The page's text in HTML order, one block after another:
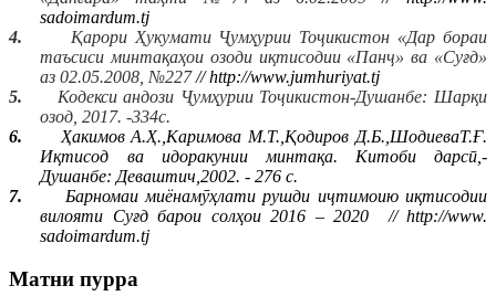
sadoimardum.tj
4.
Қарори Ҳукумати Ҷумҳурии Тоҷикистон «Дар бораи
таъсиси минтақаҳои озоди иқтисодии «Панҷ» ва «Суғд»
аз 02.05.2008, №227// http://www.jumhuriyat.tj
5.
Кодекси андози Ҷумҳурии Тоҷикистон-Душанбе: Шарқи
озод, 2017. -334с.
6.
Ҳакимов А.Ҳ.,Каримова М.Т.,Қодиров Д.Б.,ШодиеваТ.Ғ.
Иқтисод ва идоракунии минтақа. Китоби дарсӣ,-
Душанбе: Деваштич,2002. - 276 с.
7.
Барномаи миёнамӯҳлати рушди иҷтимоию иқтисодии
вилояти Суғд барои солҳои 2016 – 2020
//http://www.
sadoimardum.tj
Матни пурра